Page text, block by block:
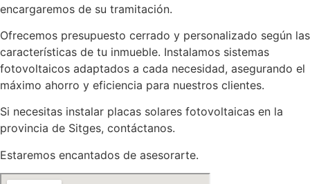
encargaremos de su tramitación.
Ofrecemos presupuesto cerrado y personalizado según las
características de tu inmueble. Instalamos sistemas
fotovoltaicos adaptados a cada necesidad, asegurando el
máximo ahorro y eficiencia para nuestros clientes.
Si necesitas instalar placas solares fotovoltaicas en la
provincia de Sitges, contáctanos.
Estaremos encantados de asesorarte.